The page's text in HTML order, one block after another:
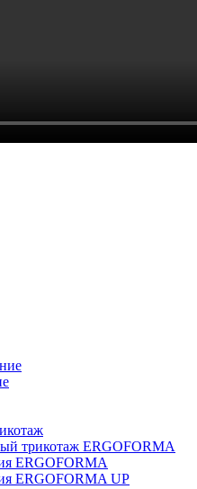
трикотаж ERGOFORMA
ERGOFORMA
ERGOFORMA UP